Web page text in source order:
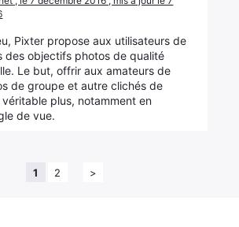
Pixter propose aux utilisateurs de
des objectifs photos de qualité
Le but, offrir aux amateurs de
de groupe et autre clichés de
plus, notamment en
de vue.
1 2 >